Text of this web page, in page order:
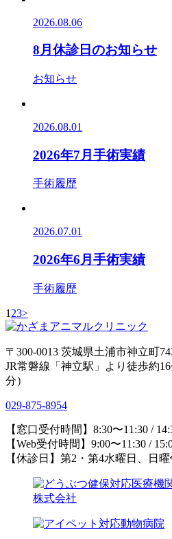
2026.08.06
8月休診日のお知らせ
お知らせ
2026.08.01
2026年7月手術実績
手術履歴
2026.07.01
2026年6月手術実績
手術履歴
1 23>
〒300-0013 茨城県土浦市神立町
JR常磐線「神立駅」より徒歩約
分）
029-875-8954
【窓口受付時間】8:30〜11:30 /
【Web受付時間】9:00〜11:30 /
【休診日】第2・第4水曜日、日